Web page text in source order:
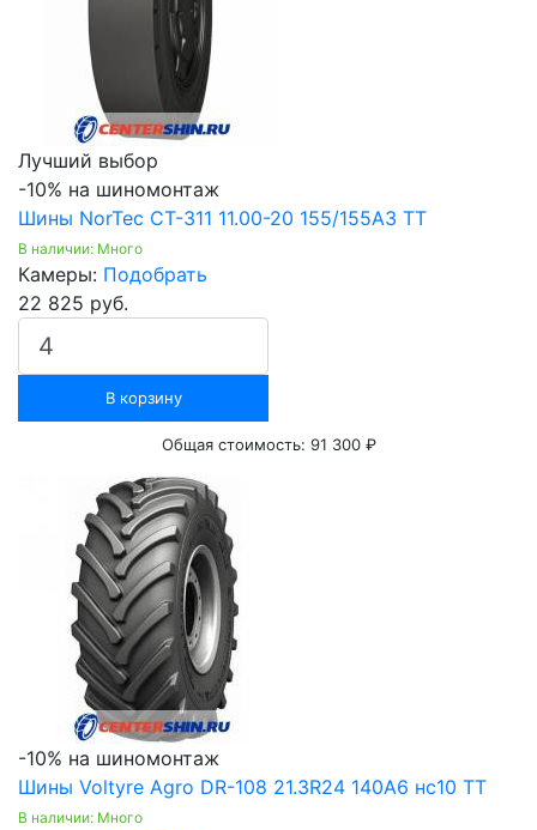
Лучший выбор
-10% на шиномонтаж
Шины NorTec CT-311 11.00-20 155/155A3 TT
В наличии: Много
Камеры: Подобрать
22 825 руб.
В корзину
Общая стоимость: 91 300 ₽
-10% на шиномонтаж
Шины Voltyre Agro DR-108 21.3R24 140А6 нс10 ТТ
В наличии: Много